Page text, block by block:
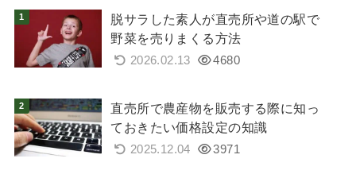
脱サラした素人が直売所や道の駅で
野菜を売りまくる方法
2026.02.13 4680
直売所で農産物を販売する際に知っ
ておきたい価格設定の知識
2025.12.04 3971